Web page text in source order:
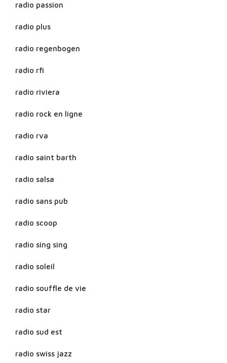
radio passion
radio plus
radio regenbogen
radio rfi
radio riviera
radio rock en ligne
radio rva
radio saint barth
radio salsa
radio sans pub
radio scoop
radio sing sing
radio soleil
radio souffle de vie
radio star
radio sud est
radio swiss jazz